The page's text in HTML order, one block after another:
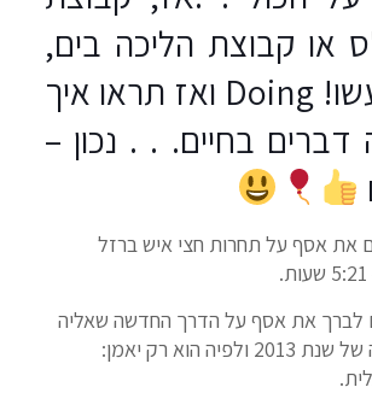
או קבוצת הליכה בים,
העיקר תעשו! Doing ואז תראו איך
בחיים. . . נכון –
את אסף על תחרות חצי איש ברזל
לברך את אסף על הדרך החדשה שאליה
הוא יוצא בפתחה של שנת 2013 ולפיה הוא רק יאמן: